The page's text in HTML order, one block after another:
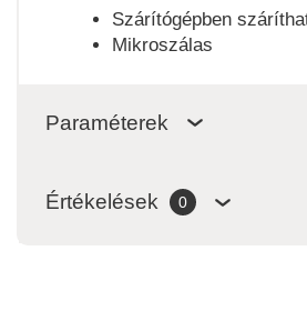
Szárítógépben
Mikroszálas
Paraméterek
Értékelések 0